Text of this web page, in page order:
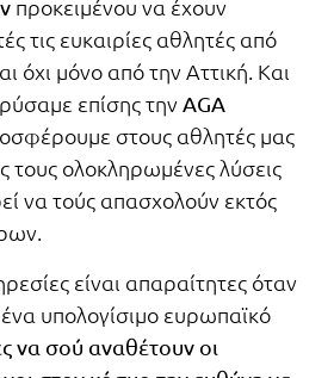
προκειμένου να έχουν
τις ευκαιρίες αθλητές από
όχι μόνο από την Αττική. Και
επίσης τηνAGA
στους αθλητές μας
τους ολοκληρωμένες λύσεις
να τούς απασχολούν εκτός
είναι απαραίτητες όταν
υπολογίσιμο ευρωπαϊκό
να σού αναθέτουν οι